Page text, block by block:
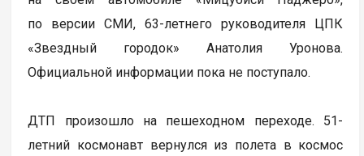
по версии СМИ, 63-летнего руководителя ЦПК
«Звездный городок» Анатолия Уронова.
Официальной информации пока не поступало.
ДТП произошло на пешеходном переходе. 51-
летний космонавт вернулся из полета в космос